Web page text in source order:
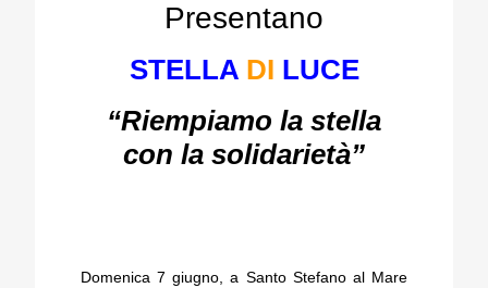
Presentano
STELLA DI LUCE
“Riempiamo la stella
con la solidarietà”
Domenica 7 giugno, a Santo Stefano al Mare